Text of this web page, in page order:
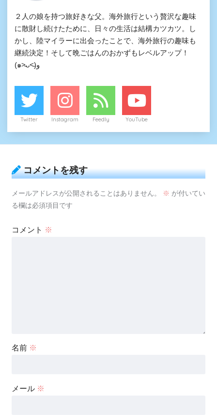
２人の娘を持つ旅好きな父。海外旅行という贅沢な趣味
に散財し続けたために、日々の生活は結構カツカツ。し
かし、陸マイラーに出会ったことで、海外旅行の趣味も
継続決定！そして晩ごはんのおかずもレベルアップ！
(๑˃̵ᴗ˂̵)و
Twitter Instagram Feedly YouTube
コメントを残す
メールアドレスが公開されることはありません。 ※ が付いてい
る欄は必須項目です
コメント ※
名前 ※
メール ※